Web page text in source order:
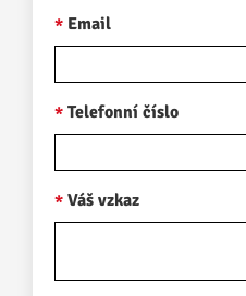
Email
Telefonní číslo
Váš vzkaz